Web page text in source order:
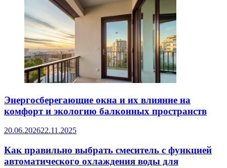
Энергосберегающие окна и их влияние на
комфорт и экологию балконных пространств
20.06.202622.11.2025
Как правильно выбрать смеситель с функцией
автоматического охлаждения воды для